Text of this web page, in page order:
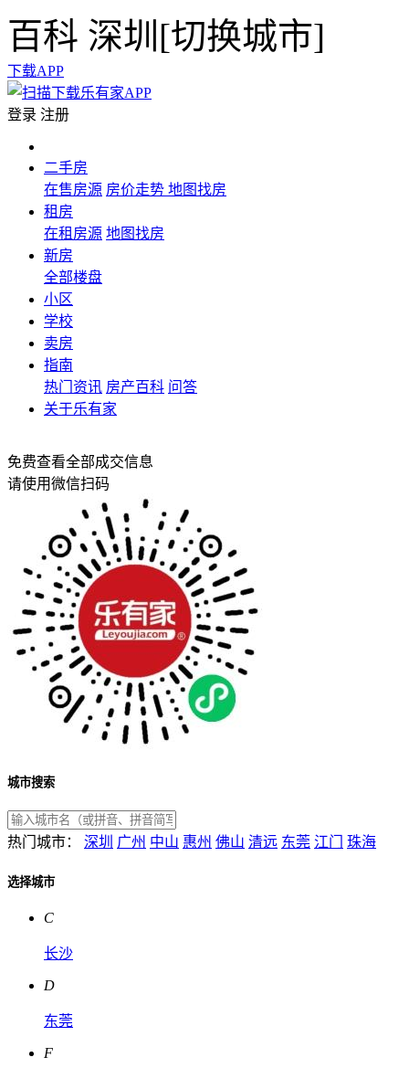
百科 深圳[切换城市]
下载APP
登录 注册
二手房
在售房源 房价走势 地图找房
租房
在租房源 地图找房
新房
全部楼盘
小区
学校
卖房
指南
热门资讯 房产百科 问答
关于乐有家
免费查看全部成交信息
请使用微信扫码
城市搜索
热门城市： 深圳 广州 中山 惠州 佛山 清远 东莞 江门 珠海
选择城市
C
长沙
D
东莞
F